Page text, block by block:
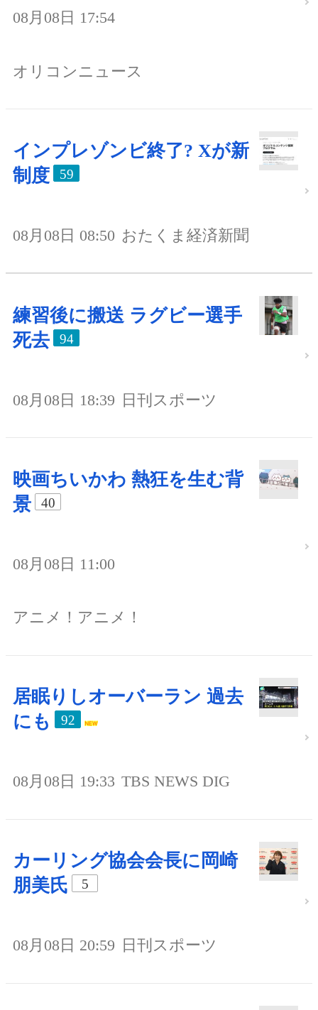
08月08日 17:54
オリコンニュース
インプレゾンビ終了? Xが新
制度
59
08月08日 08:50 おたくま経済新聞
練習後に搬送 ラグビー選手
死去
94
08月08日 18:39 日刊スポーツ
映画ちいかわ 熱狂を生む背
景
40
08月08日 11:00
アニメ！アニメ！
居眠りしオーバーラン 過去
にも
92
08月08日 19:33 TBS NEWS DIG
カーリング協会会長に岡崎
朋美氏
5
08月08日 20:59 日刊スポーツ